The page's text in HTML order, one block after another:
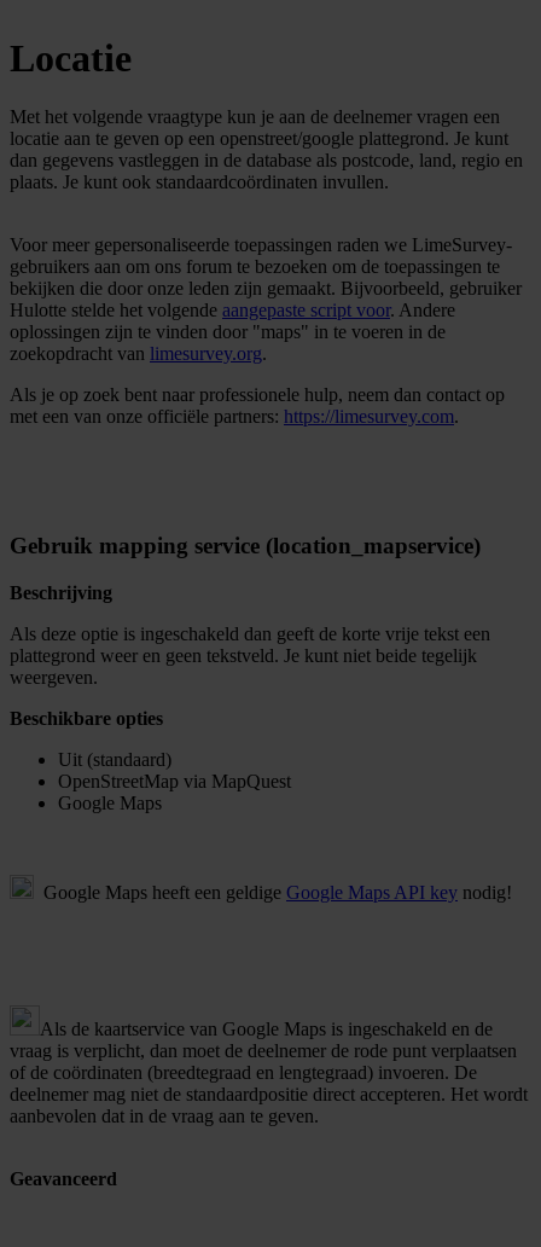
Locatie
Met het volgende vraagtype kun je aan de deelnemer vragen een
locatie aan te geven op een openstreet/google plattegrond. Je kunt
dan gegevens vastleggen in de database als postcode, land, regio en
plaats. Je kunt ook standaardcoördinaten invullen.
Voor meer gepersonaliseerde toepassingen raden we LimeSurvey-
gebruikers aan om ons forum te bezoeken om de toepassingen te
bekijken die door onze leden zijn gemaakt. Bijvoorbeeld, gebruiker
Hulotte stelde het volgende aangepaste script voor. Andere
oplossingen zijn te vinden door "maps" in te voeren in de
zoekopdracht van limesurvey.org.
Als je op zoek bent naar professionele hulp, neem dan contact op
met een van onze officiële partners: https://limesurvey.com.
Gebruik mapping service (location_mapservice)
Beschrijving
Als deze optie is ingeschakeld dan geeft de korte vrije tekst een
plattegrond weer en geen tekstveld. Je kunt niet beide tegelijk
weergeven.
Beschikbare opties
Uit (standaard)
OpenStreetMap via MapQuest
Google Maps
Google Maps heeft een geldige Google Maps API key nodig!
Als de kaartservice van Google Maps is ingeschakeld en de
vraag is verplicht, dan moet de deelnemer de rode punt verplaatsen
of de coördinaten (breedtegraad en lengtegraad) invoeren. De
deelnemer mag niet de standaardpositie direct accepteren. Het wordt
aanbevolen dat in de vraag aan te geven.
Geavanceerd